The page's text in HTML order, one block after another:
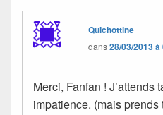
Quichottine
dans28/03/2013 à
Merci, Fanfan ! J’attends
impatience. (mais